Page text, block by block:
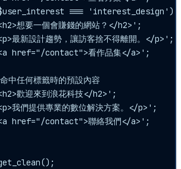
=== 'interest_design')
想要一個會賺錢的網站？</h2>';
最新設計趨勢，讓訪客捨不得離開。</p>';
href="/contact">看作品集</a>';
中任何標籤時的預設內容
歡迎來到浪花科技</h2>';
我們提供專業的數位解決方案。</p>';
href="/contact">聯絡我們</a>';